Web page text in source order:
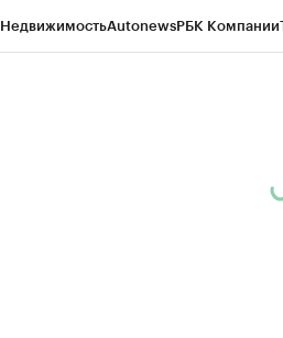
НедвижимостьAutonewsРБК Компании